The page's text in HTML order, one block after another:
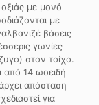
με μονό
με
βάσεις
γωνίες
στον τοίχο.
από 14 ωοειδή
απόσταση
για